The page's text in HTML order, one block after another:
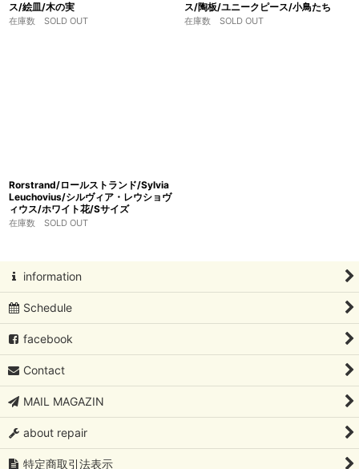
ス/絵皿/木の実
在庫数 SOLD OUT
ス/陶板/ユニークピース/小鳥たち
在庫数 SOLD OUT
Rorstrand/ロールストランド/Sylvia
Leuchovius/シルヴィア・レウショヴ
ィウス/ホワイト花/Sサイズ
在庫数 SOLD OUT
information
Schedule
facebook
Contact
MAIL MAGAZIN
about repair
特定商取引法表示